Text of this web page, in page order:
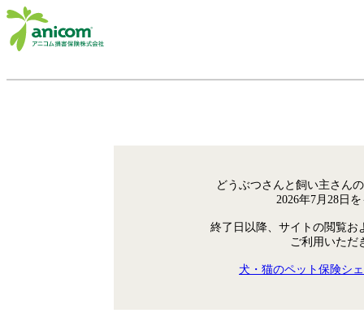
どうぶつさんと飼い主さん
2026年7月28日
終了日以降、サイトの閲覧お
ご利用いただ
犬・猫のペット保険シ